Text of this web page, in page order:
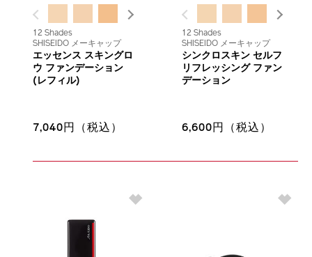
PREVIOUS NEXT
12 Shades
SHISEIDO メーキャップ
エッセンス スキングロ
ウ ファンデーション
(レフィル)
7,040円（税込）
PREVIOUS NEXT
12 Shades
SHISEIDO メーキャップ
シンクロスキン セルフ
リフレッシング ファン
デーション
6,600円（税込）